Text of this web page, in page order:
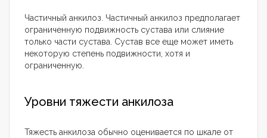
Частичный анкилоз. Частичный анкилоз предполагает
ограниченную подвижность сустава или слияние
только части сустава. Сустав все еще может иметь
некоторую степень подвижности, хотя и
ограниченную.
Уровни тяжести анкилоза
Тяжесть анкилоза обычно оценивается по шкале от